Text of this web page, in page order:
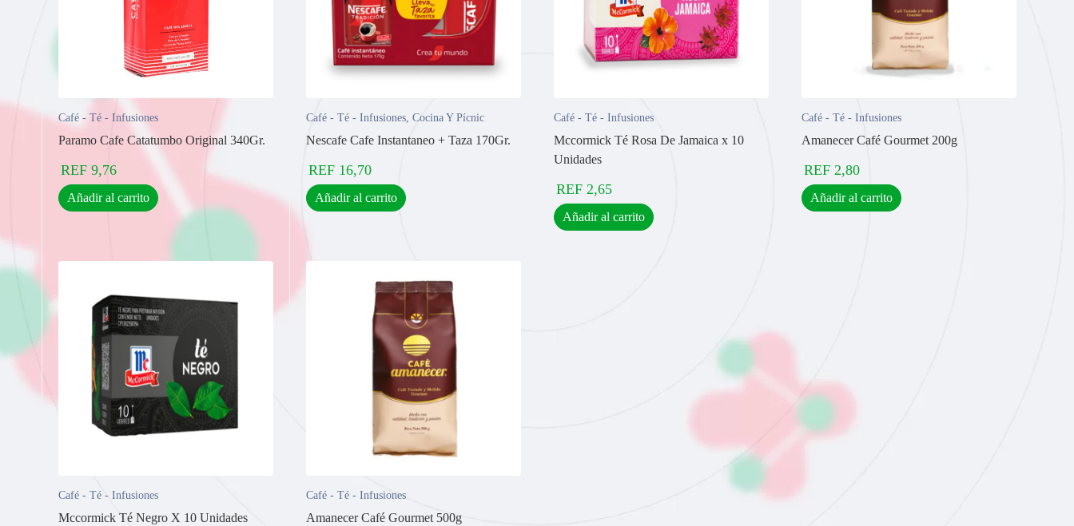
Café - Té - Infusiones
Paramo Cafe Catatumbo Original 340Gr.
REF 9,76
Añadir al carrito
Café - Té - Infusiones, Cocina Y Pícnic
Nescafe Cafe Instantaneo + Taza 170Gr.
REF 16,70
Añadir al carrito
Café - Té - Infusiones
Mccormick Té Rosa De Jamaica x 10
Unidades
REF 2,65
Añadir al carrito
Café - Té - Infusiones
Amanecer Café Gourmet 200g
REF 2,80
Añadir al carrito
Café - Té - Infusiones
Mccormick Té Negro X 10 Unidades
Café - Té - Infusiones
Amanecer Café Gourmet 500g